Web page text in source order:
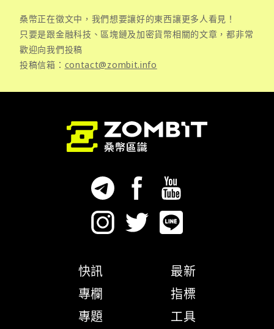
桑幣正在徵文中，我們想要讓好的東西讓更多人看見！
只要是跟金融科技、區塊鏈及加密貨幣相關的文章，都非常
歡迎向我們投稿
投稿信箱： contact@zombit.info
快訊
專欄
專題
最新
指標
工具